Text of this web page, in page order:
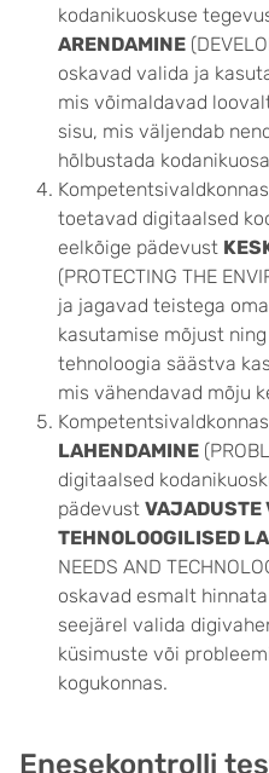
kodanikuoskuse
ARENDAMINE
oskavad valida ja
mis võimaldavad
sisu, mis väljendab
hõlbustada
Kompetentsivaldkonnas
toetavad digitaalsed
eelkõige pädevust
(PROTECTING THE
ja jagavad teistega
kasutamise mõjust
tehnoloogia säästva
mis vähendavad mõju
Kompetentsivaldkonnas
LAHENDAMINE
digitaalsed
pädevust VAJADUSTE
TEHNOLOOGILISED
NEEDS AND
oskavad esmalt
seejärel valida
küsimuste või
kogukonnas.
Enesekontrolli